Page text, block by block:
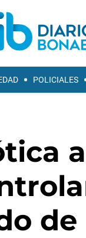
POLICIALES
de